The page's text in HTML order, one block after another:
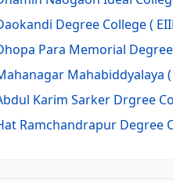
Degree College(
Para Memorial
Mahabiddyalaya
Karim Sarker Drgree
Ramchandrapur Degree